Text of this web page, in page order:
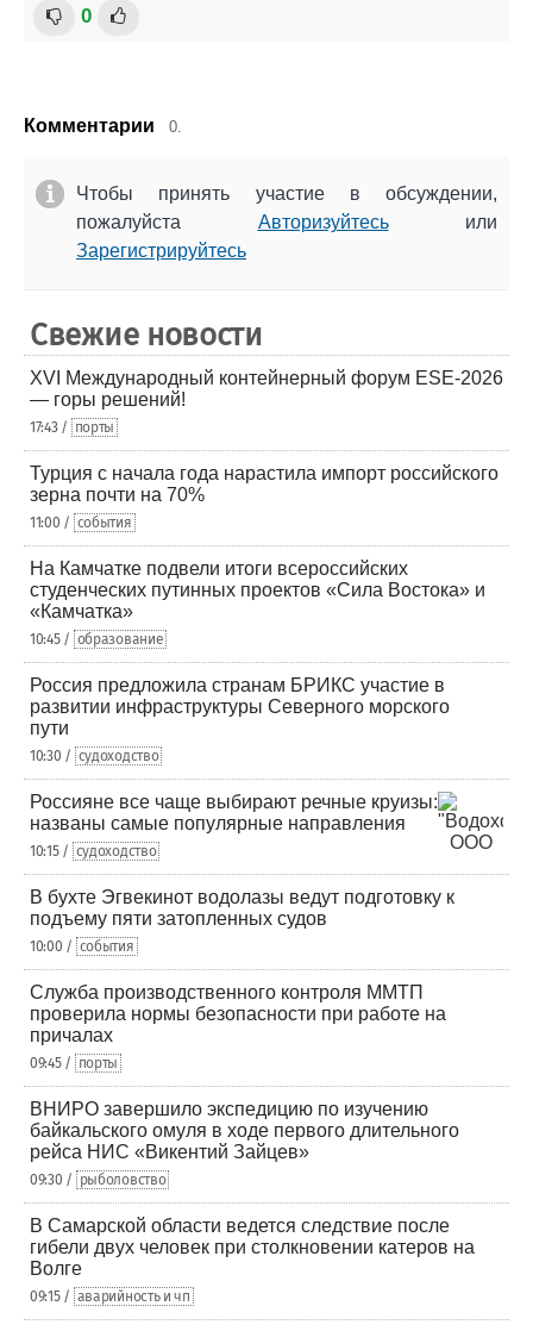
0
Комментарии 0.
Чтобы принять участие в обсуждении,
пожалуйста Авторизуйтесьили
Зарегистрируйтесь
Свежие новости
XVI Международный контейнерный форум ESE-2026
— горы решений!
17:43 / порты
Турция с начала года нарастила импорт российского
зерна почти на 70%
11:00 / события
На Камчатке подвели итоги всероссийских
студенческих путинных проектов «Сила Востока» и
«Камчатка»
10:45 / образование
Россия предложила странам БРИКС участие в
развитии инфраструктуры Северного морского
пути
10:30 / судоходство
Россияне все чаще выбирают речные круизы:
названы самые популярные направления
10:15 / судоходство
В бухте Эгвекинот водолазы ведут подготовку к
подъему пяти затопленных судов
10:00 / события
Служба производственного контроля ММТП
проверила нормы безопасности при работе на
причалах
09:45 / порты
ВНИРО завершило экспедицию по изучению
байкальского омуля в ходе первого длительного
рейса НИС «Викентий Зайцев»
09:30 / рыболовство
В Самарской области ведется следствие после
гибели двух человек при столкновении катеров на
Волге
09:15 / аварийность и чп